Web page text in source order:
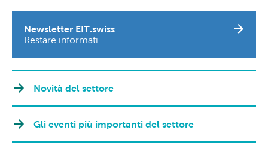
Newsletter EIT.swiss
Restare informati
Novità del settore
Gli eventi più importanti del settore